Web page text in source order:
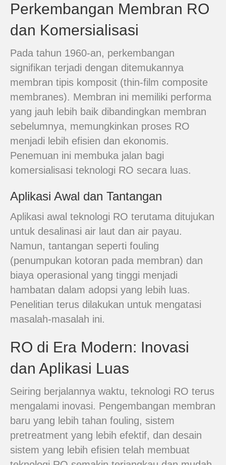
Perkembangan Membran RO
dan Komersialisasi
Pada tahun 1960-an, perkembangan
signifikan terjadi dengan ditemukannya
membran tipis komposit (thin-film composite
membranes). Membran ini memiliki performa
yang jauh lebih baik dibandingkan membran
sebelumnya, memungkinkan proses RO
menjadi lebih efisien dan ekonomis.
Penemuan ini membuka jalan bagi
komersialisasi teknologi RO secara luas.
Aplikasi Awal dan Tantangan
Aplikasi awal teknologi RO terutama ditujukan
untuk desalinasi air laut dan air payau.
Namun, tantangan seperti fouling
(penumpukan kotoran pada membran) dan
biaya operasional yang tinggi menjadi
hambatan dalam adopsi yang lebih luas.
Penelitian terus dilakukan untuk mengatasi
masalah-masalah ini.
RO di Era Modern: Inovasi
dan Aplikasi Luas
Seiring berjalannya waktu, teknologi RO terus
mengalami inovasi. Pengembangan membran
baru yang lebih tahan fouling, sistem
pretreatment yang lebih efektif, dan desain
sistem yang lebih efisien telah membuat